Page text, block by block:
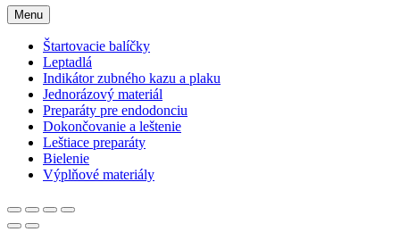
Menu
Štartovacie balíčky
Leptadlá
Indikátor zubného kazu a plaku
Jednorázový materiál
Preparáty pre endodonciu
Dokončovanie a leštenie
Leštiace preparáty
Bielenie
Výplňové materiály